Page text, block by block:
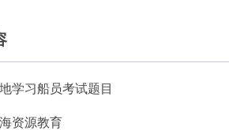
学习船员考试题目
资源教育